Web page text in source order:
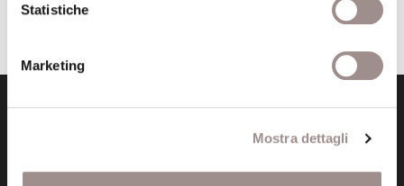
Statistiche
Marketing
Mostra dettagli